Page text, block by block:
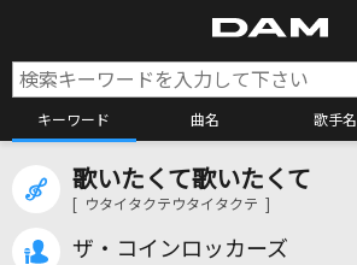
キーワード 曲名 歌手名
カラオケ検索
歌いたくて歌いたくて
[ ウタイタクテウタイタクテ ]
ザ・コインロッカーズ